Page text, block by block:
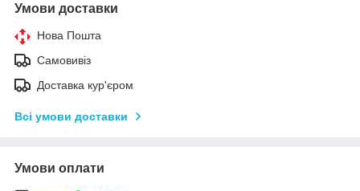
Умови доставки
Нова Пошта
Самовивіз
Доставка кур'єром
Всі умови доставки
Умови оплати